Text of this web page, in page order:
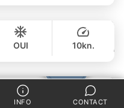
JOURNÉE
฿ 95,200
JOURNÉE
535,000 THB
฿ 342,400
OUI 10kn.
45FT
OUI 25kn.
INFO CONTACT